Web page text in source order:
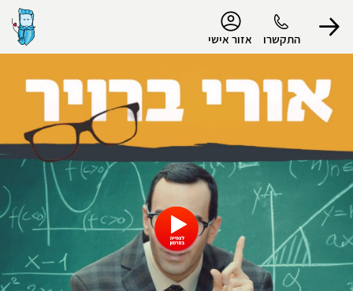
התקשרו אזור אישי
הפרופיל שלי
התנתק